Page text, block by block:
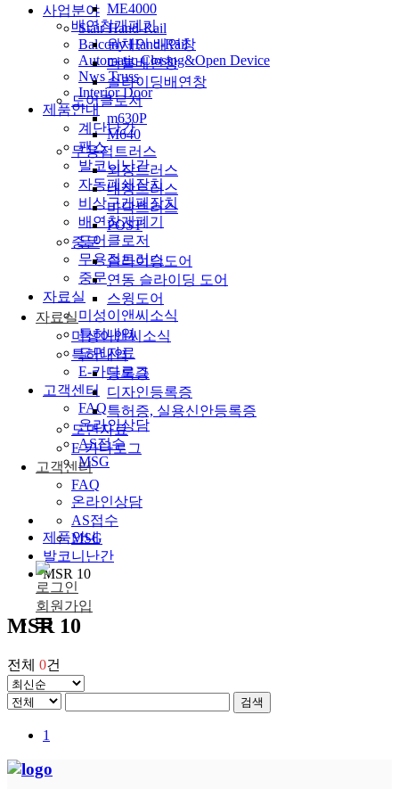
ME4000
배연창개폐기
원체인 배연창
더블배연창
슬라이딩배연창
도어클로저
m630P
M640
무용접트러스
외장트러스
내장트러스
바닥트러스
POST
중문
슬라이딩도어
연동 슬라이딩 도어
스윙도어
자료실
미성이앤씨소식
특허내역
등록증
디자인등록증
특허증, 실용신안등록증
도면자료
E-카다로그
고객센터
FAQ
온라인상담
AS접수
MSG
로그인
회원가입
사업분야
Stair Hand-Rail
Balcony Hand-Rail
Automatic Closing&Open Device
Nws Truss
Interior Door
제품안내
계단난간
팬스
발코니난간
자동폐쇄장치
비상구개폐장치
배연창개폐기
도어클로저
무용접트러스
중문
자료실
미성이앤씨소식
특허내역
도면자료
E-카다로그
고객센터
FAQ
온라인상담
AS접수
MSG
제품안내
발코니난간
MSR 10
MSR 10
전체 0건
검색
1